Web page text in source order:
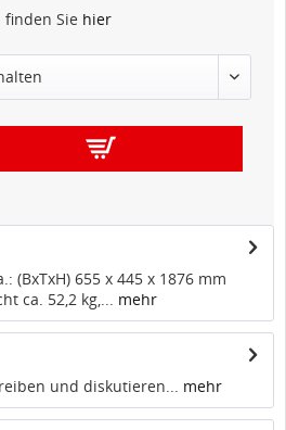
Sie hier
WARENKORB
(BxTxH) 655 x 445 x 1876 mm
ca. 52,2 kg,... mehr
und diskutieren... mehr